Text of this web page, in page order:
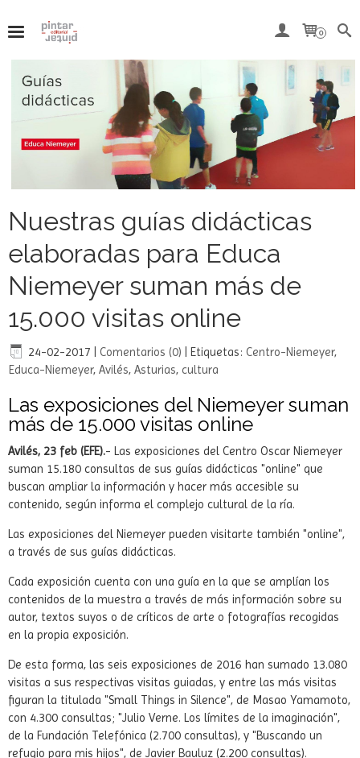
online permanecerá cerrada por vacaciones.
0
Nuestras guías didácticas
elaboradas para Educa
Niemeyer suman más de
15.000 visitas online
24-02-2017|Comentarios (0)| Etiquetas:Centro-Niemeyer,
Educa-Niemeyer, Avilés,Asturias,cultura
Las exposiciones del Niemeyer suman
más de 15.000 visitas online
Avilés, 23 feb (EFE).- Las exposiciones del Centro Oscar Niemeyer
buscan ampliar la información y hacer más accesible su
contenido, según informa el complejo cultural de la ría.
Las exposiciones del Niemeyer pueden visitarte también "online",
a través de sus guías didácticas.
Cada exposición cuenta con una guía en la que se amplían los
autor, textos suyos o de críticos de arte o fotografías recogidas
en la propia exposición.
De esta forma, las seis exposiciones de 2016 han sumado 13.080
visitas a sus respectivas visitas guiadas, y entre las más visitas
figuran la titulada "Small Things in Silence", de Masao Yamamoto,